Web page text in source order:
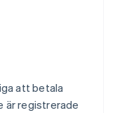
att betala
är registrerade